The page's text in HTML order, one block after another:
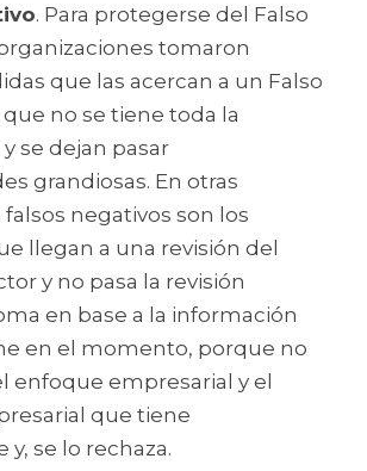
. Para protegerse del Falso
tomaron
que las acercan a un Falso
que no se tiene toda la
se dejan pasar
grandiosas. En otras
falsos negativos son los
llegan a una revisión del
y no pasa la revisión
en base a la información
en el momento, porque no
enfoque empresarial y el
que tiene
se lo rechaza.